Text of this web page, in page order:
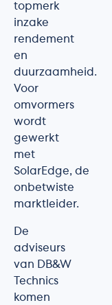
topmerk
inzake
rendement
en
duurzaamheid.
Voor
omvormers
wordt
gewerkt
met
SolarEdge, de
onbetwiste
marktleider.
De
adviseurs
van DB&W
Technics
komen